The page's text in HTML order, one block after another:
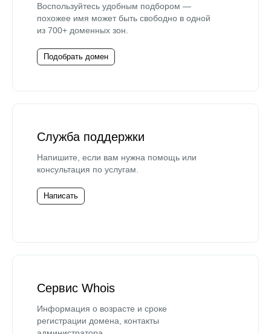
Воспользуйтесь удобным подбором —
похожее имя может быть свободно в одной
из 700+ доменных зон.
Подобрать домен
Служба поддержки
Напишите, если вам нужна помощь или
консультация по услугам.
Написать
Сервис Whois
Информация о возрасте и сроке
регистрации домена, контакты